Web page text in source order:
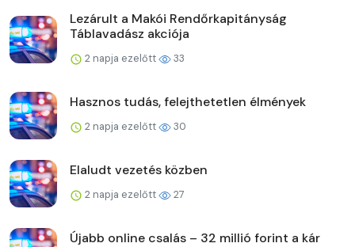
Lezárult a Makói Rendőrkapitányság
Táblavadász akciója
2 napja ezelőtt 33
Hasznos tudás, felejthetetlen élmények
2 napja ezelőtt 30
Elaludt vezetés közben
2 napja ezelőtt 27
Újabb online csalás – 32 millió forint a kár